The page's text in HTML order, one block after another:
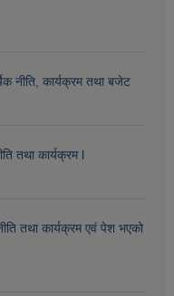
नीति, कार्यक्रम तथा बजेट
तथा कार्यक्रम l
तथा कार्यक्रम एवं पेश भएको